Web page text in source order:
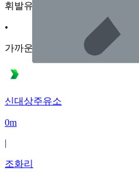
휘발유
•
가까운순
신대상주유소
0m
|
조화리